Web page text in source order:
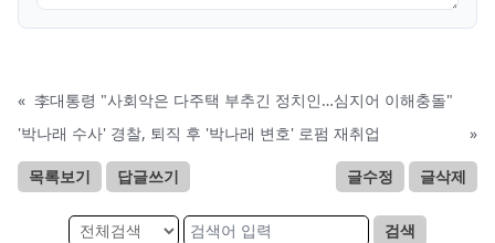
« 李대통령 "사회악은 다주택 부추긴 정치인…심지어 이해충돌"
'박나래 수사' 경찰, 퇴직 후 '박나래 변호' 로펌 재취업
»
목록보기 답글쓰기 글수정 글삭제
검색